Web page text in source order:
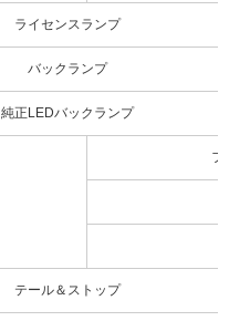
ライセンスランプ
バックランプ
純正LEDバックランプ
フ
テール＆ストップ